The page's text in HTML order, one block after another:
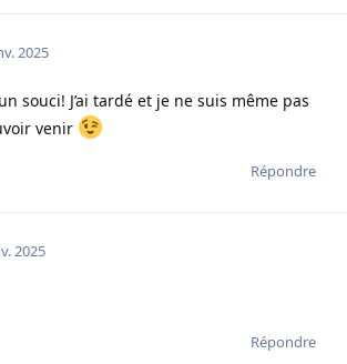
2025
souci! J’ai tardé et je ne suis même pas
venir
Répondre
2025
Répondre